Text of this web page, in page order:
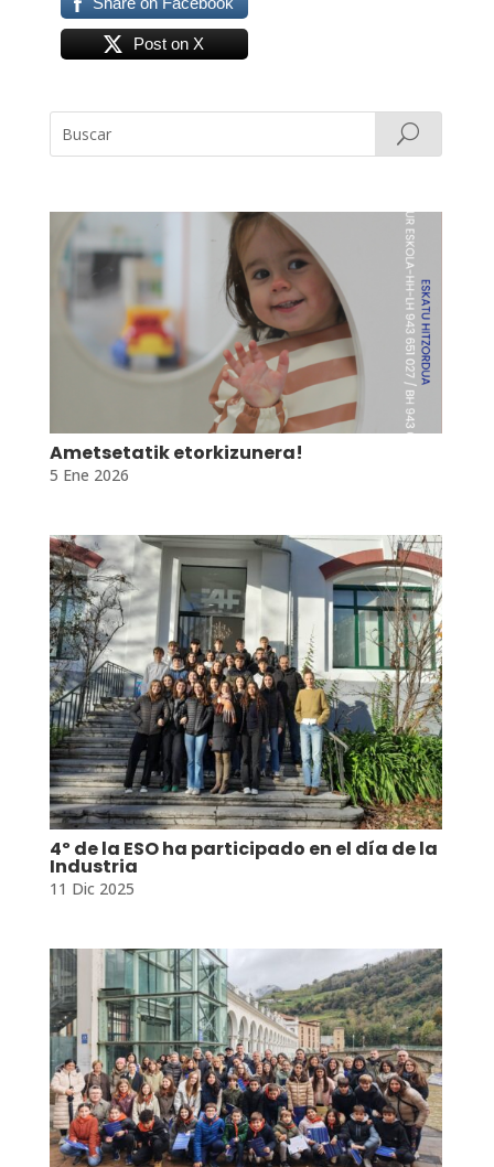
Post on X
Ametsetatik etorkizunera!
5 Ene 2026
4º de la ESO ha participado en el día de la
Industria
11 Dic 2025